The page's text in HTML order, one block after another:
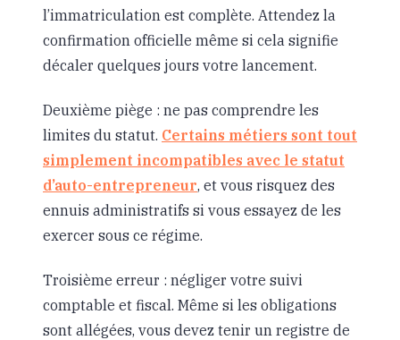
l’immatriculation est complète. Attendez la
confirmation officielle même si cela signifie
décaler quelques jours votre lancement.
Deuxième piège : ne pas comprendre les
limites du statut. Certains métiers sont tout
simplement incompatibles avec le statut
d’auto-entrepreneur, et vous risquez des
ennuis administratifs si vous essayez de les
exercer sous ce régime.
Troisième erreur : négliger votre suivi
comptable et fiscal. Même si les obligations
sont allégées, vous devez tenir un registre de